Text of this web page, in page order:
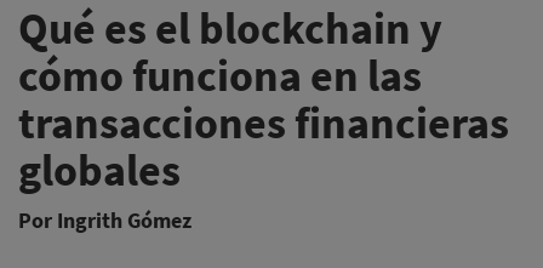
Qué es el blockchain y
cómo funciona en las
transacciones financieras
globales
Por Ingrith Gómez